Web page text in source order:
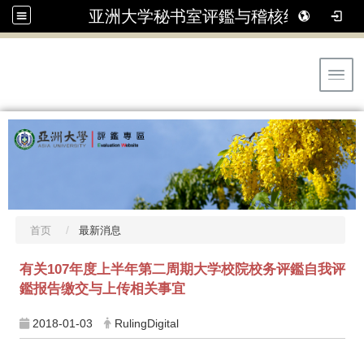
亚洲大学秘书室评鑑与稽核组
首页 最新消息
有关107年度上半年第二周期大学校院校务评鑑自我评
鑑报告缴交与上传相关事宜
2018-01-03 RulingDigital